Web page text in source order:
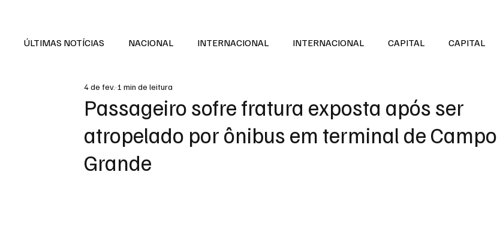
ÚLTIMAS NOTÍCIAS NACIONAL INTERNACIONAL INTERNACIONAL CAPITAL CAPITAL
DESTAQUE
Passageiro sofre fratura exposta após ser
atropelado por ônibus em terminal de Campo
Grande
4 de fev. 1 min de leitura